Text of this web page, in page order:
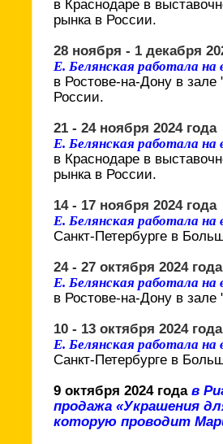
в Краснодаре в
рынка в России.
28 ноября - 1 декабря
Е. Белянская работала
в Ростове-на-Дону в зале
России.
21 - 24 ноября 2024 года
Е. Белянская работала
в Краснодаре в
рынка в России.
14 - 17 ноября 2024 года
Е. Белянская работала
Санкт-Петербурге в
24 - 27 октября 2024 года
Е. Белянская работала
в Ростове-на-Дону в зале
10 - 13 октября 2024 года
Е. Белянская работала
Санкт-Петербурге в
9 октября 2024 года в
продажа «Украшения
которую проводит